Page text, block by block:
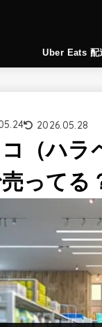
Uber Eats 配
2026.05.28
（ハラ
ってる